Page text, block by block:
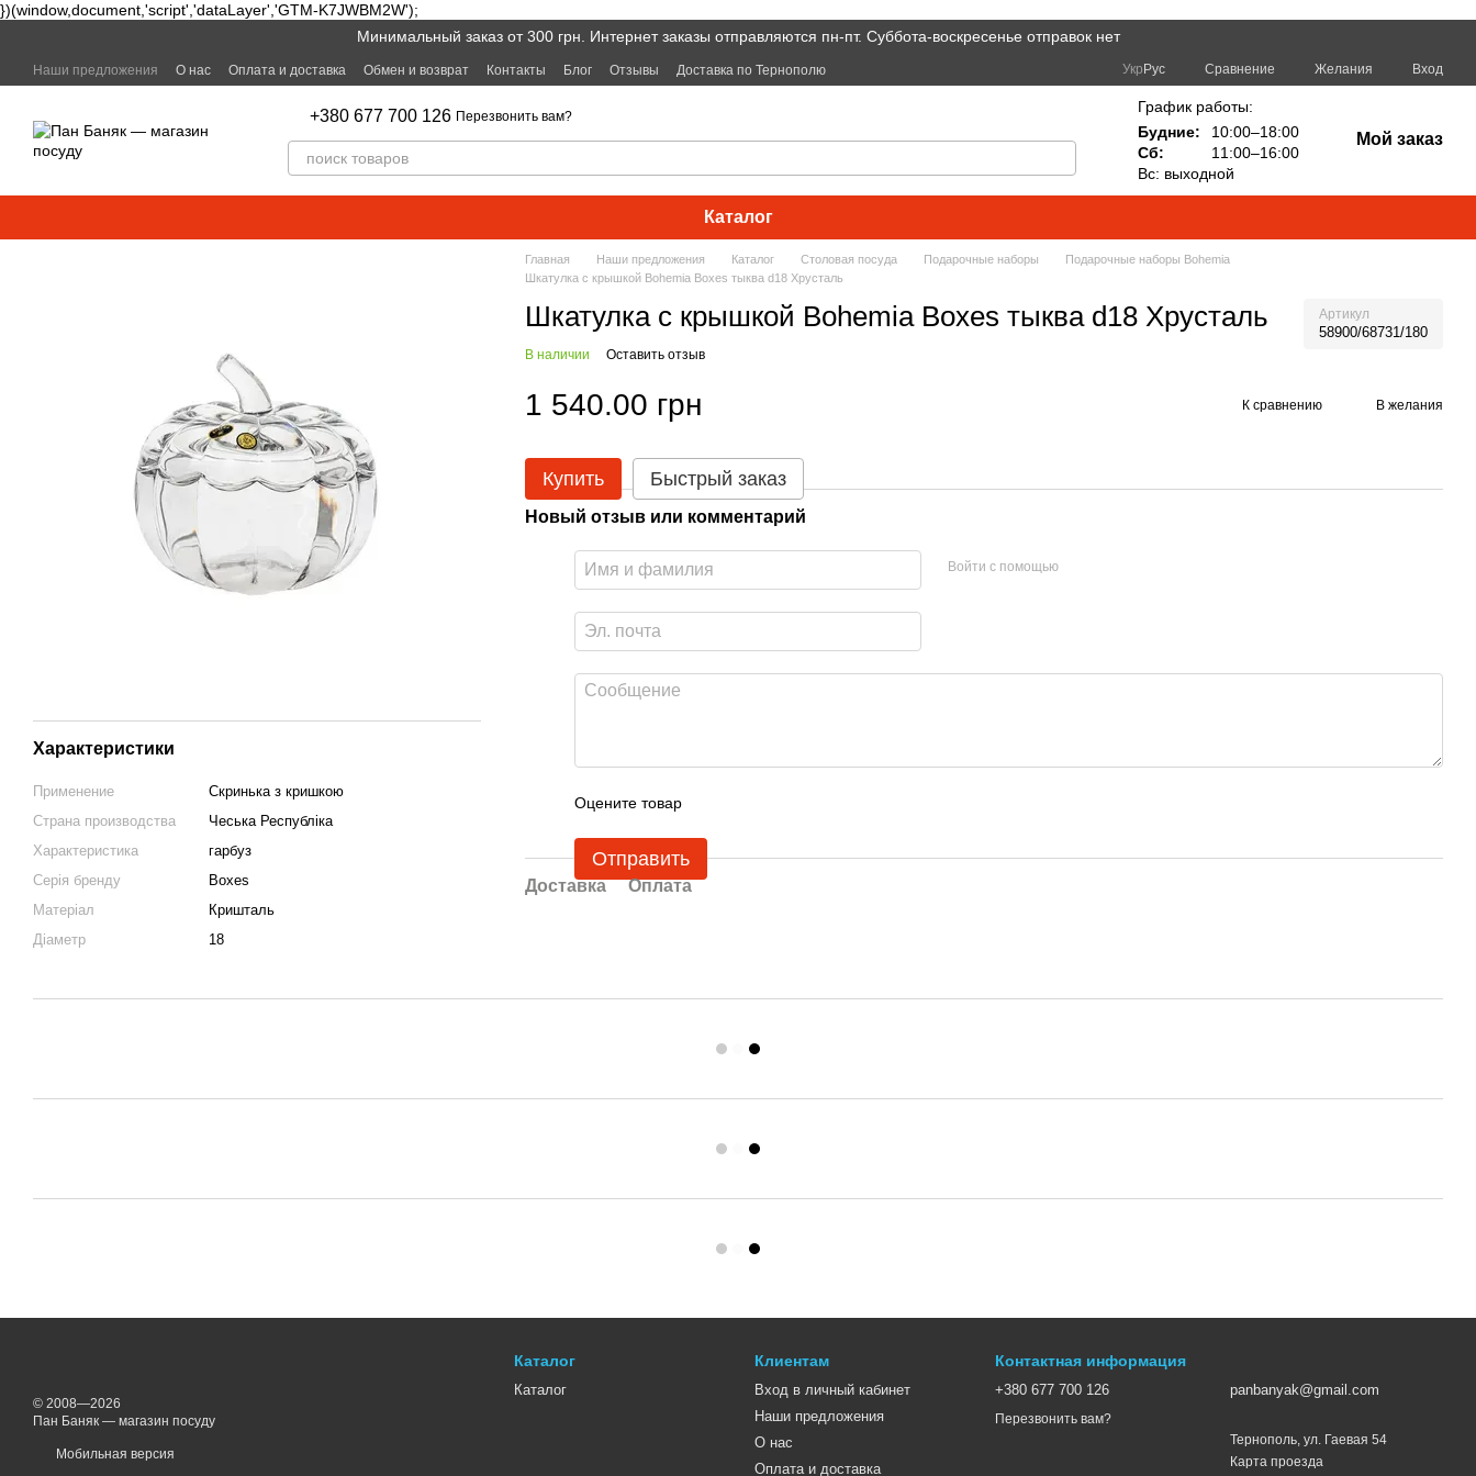
})(window,document,'script','dataLayer','GTM-K7JWBM2W');
Минимальный заказ от 300 грн. Интернет заказы отправляются пн-пт. Суббота-воскресенье отправок нет
Наши предложения О нас Оплата и доставка Обмен и возврат Контакты Блог Отзывы Доставка по Тернополю Укр Рус Сравнение Желания Вход
+380 677 700 126 Перезвонить вам?
График работы:
Будние:
10:00–18:00
Сб:
11:00–16:00
Вс: выходной
Мой заказ
Каталог
Характеристики
Применение
Скринька з кришкою
Страна производства
Чеська Республіка
Характеристика
гарбуз
Серія бренду
Boxes
Матеріал
Кришталь
Діаметр
18
Главная Наши предложения Каталог Cтоловая посуда Подарочные наборы
Подарочные наборы Bohemia
Шкатулка с крышкой Bohemia Boxes тыква d18 Хрусталь
Шкатулка с крышкой Bohemia Boxes тыква d18 Хрусталь Артикул
58900/68731/180
В наличии Оставить отзыв
1 540.00 грн К сравнению В желания
Купить Быстрый заказ
Новый отзыв или комментарий
Войти с помощью
Оцените товар
Отправить
Доставка Оплата
© 2008—2026
Пан Баняк — магазин посуду
Мобильная версия
Каталог
Каталог
Клиентам
Вход в личный кабинет
Наши предложения
О нас
Оплата и доставка
Контактная информация
+380 677 700 126
Перезвонить вам?
panbanyak@gmail.com
Тернополь, ул. Гаевая 54
Карта проезда